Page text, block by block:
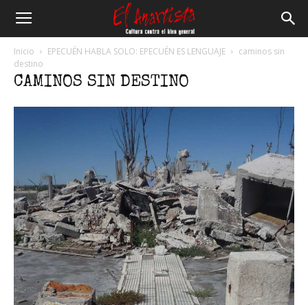
Anartista
Inicio EPECUÉN HABLA SOLO: EPECUÉN ES LENGUAJE
caminos sin
destino
CAMINOS SIN DESTINO